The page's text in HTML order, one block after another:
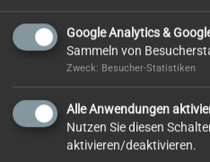
Weitere Details
Fahrbare Arbeitsbühnen nach
Arbeitsbühne 2,8 x 2,8 m und
max. Arbeitshöhe:
Google Analytics &
Sammeln von
Zweck: Besucher-Statistiken
Alle Anwendungen
Nutzen Sie diesen
aktivieren/deaktivieren.